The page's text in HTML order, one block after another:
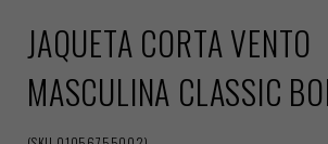
JAQUETA CORTA VENTO
MASCULINA CLASSIC